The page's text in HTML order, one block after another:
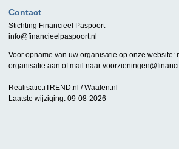
Contact
Stichting Financieel Paspoort
info@financieelpaspoort.nl
Voor opname van uw organisatie op onze website:
organisatie aan of mail naar
Realisatie:iTREND.nl /Waalen.nl
Laatste wijziging: 09-08-2026